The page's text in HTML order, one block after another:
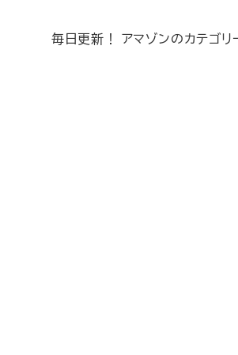
毎日更新！ アマゾンのカテゴリ